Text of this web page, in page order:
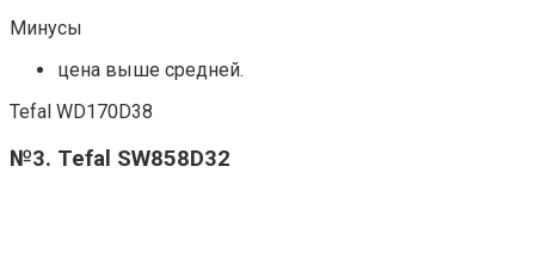
Минусы
цена выше средней.
Tefal WD170D38
№3. Tefal SW858D32